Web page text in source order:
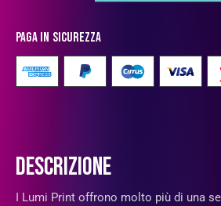
Paga in sicurezza
DESCRIZIONE
I Lumi Print offrono molto più di una